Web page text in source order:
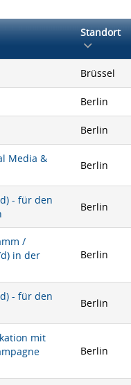
Standort
Brüssel
Berlin
Berlin
Media &
Berlin
- für den
Berlin
/
in der
Berlin
- für den
Berlin
mit
Berlin